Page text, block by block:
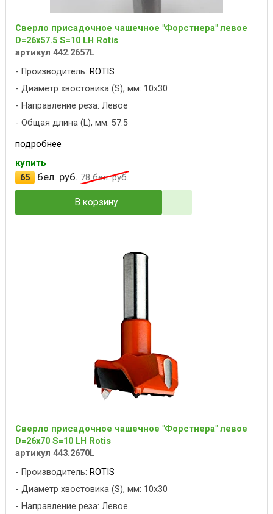
Сверло присадочное чашечное "Форстнера" левое
D=26x57.5 S=10 LH Rotis
артикул 442.2657L
Производитель: ROTIS
Диаметр хвостовика (S), мм: 10x30
Направление реза: Левое
Общая длина (L), мм: 57.5
подробнее
купить
65
бел. руб. 78бел. руб.
В корзину
Сверло присадочное чашечное "Форстнера" левое
D=26x70 S=10 LH Rotis
артикул 443.2670L
Производитель: ROTIS
Диаметр хвостовика (S), мм: 10x30
Направление реза: Левое